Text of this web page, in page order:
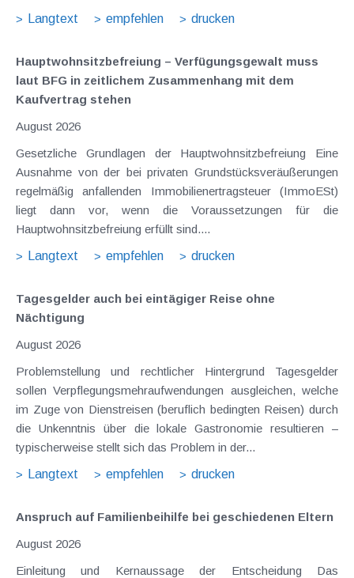
Langtext
empfehlen drucken
Hauptwohnsitz​­befreiung – Verfügungsgewalt muss
laut BFG in zeitlichem Zusammenhang mit dem
Kaufvertrag stehen
August 2026
Gesetzliche Grundlagen der Hauptwohnsitzbefreiung Eine
Ausnahme von der bei privaten Grundstücksveräußerungen
regelmäßig anfallenden Immobilienertragsteuer (ImmoESt)
liegt dann vor, wenn die Voraussetzungen für die
Hauptwohnsitzbefreiung erfüllt sind....
Langtext
empfehlen drucken
Tagesgelder auch bei eintägiger Reise ohne
Nächtigung
August 2026
Problemstellung und rechtlicher Hintergrund Tagesgelder
sollen Verpflegungsmehraufwendungen ausgleichen, welche
im Zuge von Dienstreisen (beruflich bedingten Reisen) durch
die Unkenntnis über die lokale Gastronomie resultieren –
typischerweise stellt sich das Problem in der...
Langtext
empfehlen drucken
Anspruch auf Familienbeihilfe bei geschiedenen Eltern
August 2026
Einleitung und Kernaussage der Entscheidung Das